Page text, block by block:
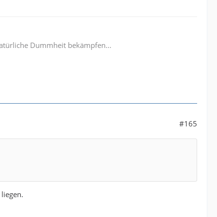
Dummheit bekämpfen...
#165